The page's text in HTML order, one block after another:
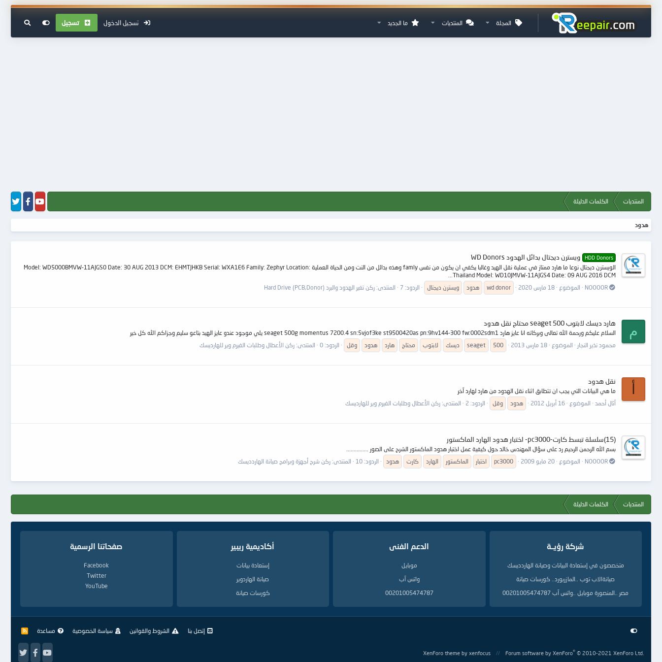
المجلة المنتديات ما الجديد تسجيل الدخول تسجيل
المنتديات الكلمات الدليلة
هدود
HDD Donors ويسترن ديجتال بدائل الهدود WD Donors
الويسترن ديجتال نوعا ما هارد ممتاز في عملية نقل الهيد وغالبا يكفي ان يكون من نفس famly وهذه بدائل من النت ومن الحياة العملية Model: WD5000BMVW-11AJGS0 Date: 30 AUG 2013 DCM: EHMTJHKB Serial: WXA1E6 Family: Zephyr Location:
Thailand Model: WD10JMVW-11AJGS4 Date: 09 AUG 2016 DCM...
NOOOOR
الموضوع 18 مارس 2020 wd donor هدود ويسترن ديجتال الردود: 7 المنتدى: ركن تغير الهدود والبرد Hard Drive (PCB,Donor)
م
هارد ديسك لابتوب seaget 500 محتاج نقل هدود
السلام عليكم ورحمة الله تعالى وبركاته انا عايز هارد seaget 500g momentus 7200.4 sn:5vjof3ke st9500420as pn:9hv144-300 fw:0002sdm1 يلي موجود عندو عايز الهيد بتاعو سليم وجزاكم الله كل خير
محمود نذير النجار
الموضوع 18 مارس 2013 500
seaget ديسك لابتوب محتاج هارد هدود وقل الردود: 0 المنتدى: ركن الأعطال وطلبات الفيرم وير للهارديسك
نقل هدود
ما هي البيانات التي يجب ان تتطابق اثناء نقل الهدود من هارد لهارد آخر
أثال أحمد
الموضوع 16 أبريل 2012 هدود وقل الردود: 2 المنتدى: ركن الأعطال وطلبات الفيرم وير للهارديسك
(15)سلسلة تبسط كارت-pc3000- اختبار هدود الهارد الماكستور
بسم الله الرحمن الرحيم رد على سؤال المهندس خالد حول كيفية عمل اختبار هدود الماكستور الشرح على الصور ...............
NOOOOR
الموضوع 20 مايو 2009 pc3000 اختبار الماكستور الهارد كارت هدود الردود: 10 المنتدى: ركن شرح أجهزة وبرامج صيانة الهاردديسك
المنتديات الكلمات الدليلة
شركة رؤيــة
متخصصون في إستعادة البيانات وصيانة الهاردديسك
صيانةالاب توب ..المازربورد.. كورسات صيانة
مصر ..المنصورة موبايل ..واتس آب 00201005474787
الدعم الفنى
موبايل
واتس آب
00201005474787
أكاديمية ريبير
إستعادة بيانات
صيانة الهاردوير
كورسات صيانة
صفحاتنا الرسمية
Facebook
Twitter
YouTube
إتصل بنا الشروط والقوانين سياسة الخصوصية مساعدة
R
S
Forum software by XenForo® © 2010-2021 XenForo Ltd.
XenForo theme by xenfocus